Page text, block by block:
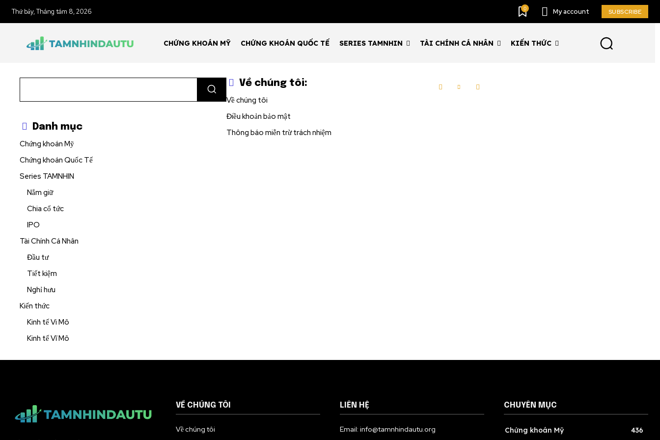
Join our community of
SUBSCRIBERS and be part
To subscribe, simply enter your email address on our website or click
the subscribe button below. Don't worry, we respect your privacy and
Thứ bảy, Tháng tám 8, 2026 0 My account SUBSCRIBE
CHỨNG KHOÁN MỸ CHỨNG KHOÁN QUỐC TẾ SERIES TAMNHIN TÀI CHÍNH CÁ NHÂN KIẾN THỨC
Danh mục
Chứng khoán Mỹ
Chứng khoán Quốc Tế
Series TAMNHIN
Nắm giữ
Chia cổ tức
IPO
Tài Chính Cá Nhân
Đầu tư
Tiết kiệm
Nghỉ hưu
Kiến thức
Kinh tế Vi Mô
Kinh tế Vĩ Mô
Về chúng tôi:
Về chúng tôi
Điều khoản bảo mật
Thông báo miễn trừ trách nhiệm
VỀ CHÚNG TÔI
Về chúng tôi
LIÊN HỆ
Email: info@tamnhindautu.org
CHUYÊN MỤC
Chứng khoán Mỹ 436